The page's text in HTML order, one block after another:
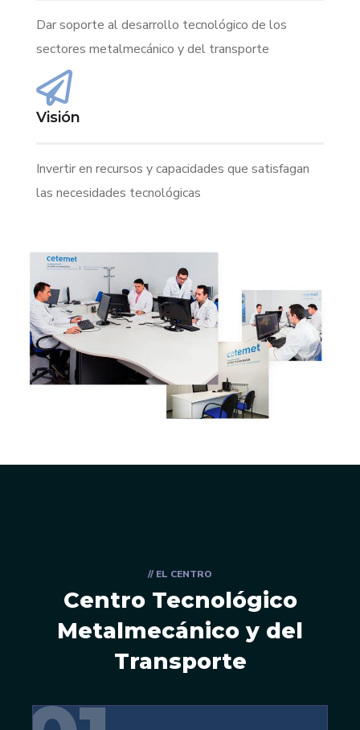
Dar soporte al desarrollo tecnológico de los
sectores metalmecánico y del transporte
Visión
Invertir en recursos y capacidades que satisfagan
las necesidades tecnológicas
// EL CENTRO
Centro Tecnológico
Metalmecánico y del
Transporte